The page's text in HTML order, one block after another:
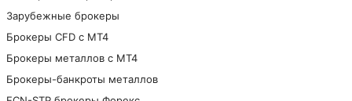
Зарубежные брокеры
Брокеры CFD с МТ4
Брокеры металлов с МТ4
Брокеры-банкроты металлов